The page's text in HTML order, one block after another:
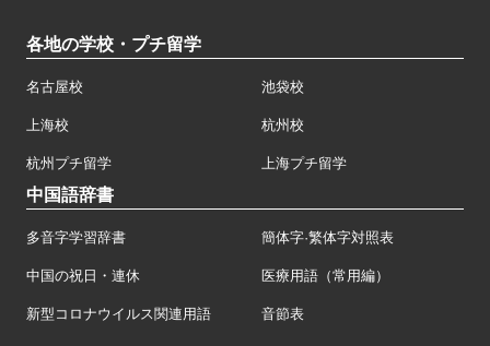
各地の学校・プチ留学
名古屋校 池袋校
上海校 杭州校
杭州プチ留学 上海プチ留学
中国語辞書
多音字学習辞書 簡体字·繁体字対照表
中国の祝日・連休 医療用語（常用編）
新型コロナウイルス関連用語 音節表